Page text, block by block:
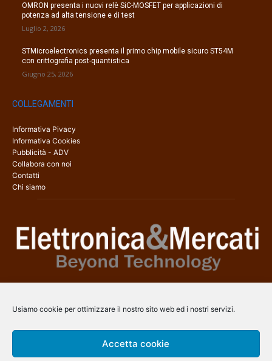
Usiamo cookie per ottimizzare il nostro sito web ed i nostri servizi.
Accetta cookie
OMRON presenta i nuovi relè SiC-MOSFET per applicazioni di
potenza ad alta tensione e di test
Luglio 2, 2026
STMicroelectronics presenta il primo chip mobile sicuro ST54M
con crittografia post-quantistica
Giugno 25, 2026
COLLEGAMENTI
Informativa Pivacy
Informativa Cookies
Pubblicità - ADV
Collabora con noi
Contatti
Chi siamo
una copertura a 360° che coinvolge tecnologie, prodotti, mercati e
info@arscommunication.it